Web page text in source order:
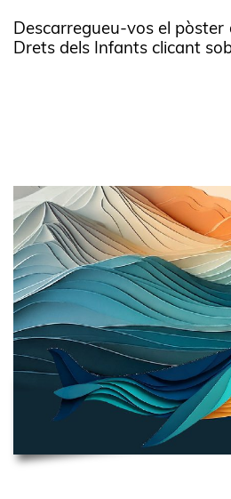
Descarregueu-vos el pòster
Drets dels Infants clicant